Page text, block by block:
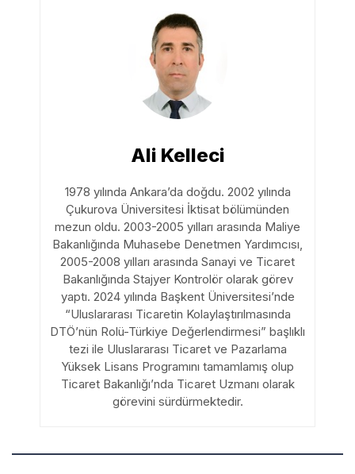
Ali Kelleci
1978 yılında Ankara’da doğdu. 2002 yılında
Çukurova Üniversitesi İktisat bölümünden
mezun oldu. 2003-2005 yılları arasında Maliye
Bakanlığında Muhasebe Denetmen Yardımcısı,
2005-2008 yılları arasında Sanayi ve Ticaret
Bakanlığında Stajyer Kontrolör olarak görev
yaptı. 2024 yılında Başkent Üniversitesi’nde
“Uluslararası Ticaretin Kolaylaştırılmasında
DTÖ’nün Rolü-Türkiye Değerlendirmesi” başlıklı
tezi ile Uluslararası Ticaret ve Pazarlama
Yüksek Lisans Programını tamamlamış olup
Ticaret Bakanlığı’nda Ticaret Uzmanı olarak
görevini sürdürmektedir.